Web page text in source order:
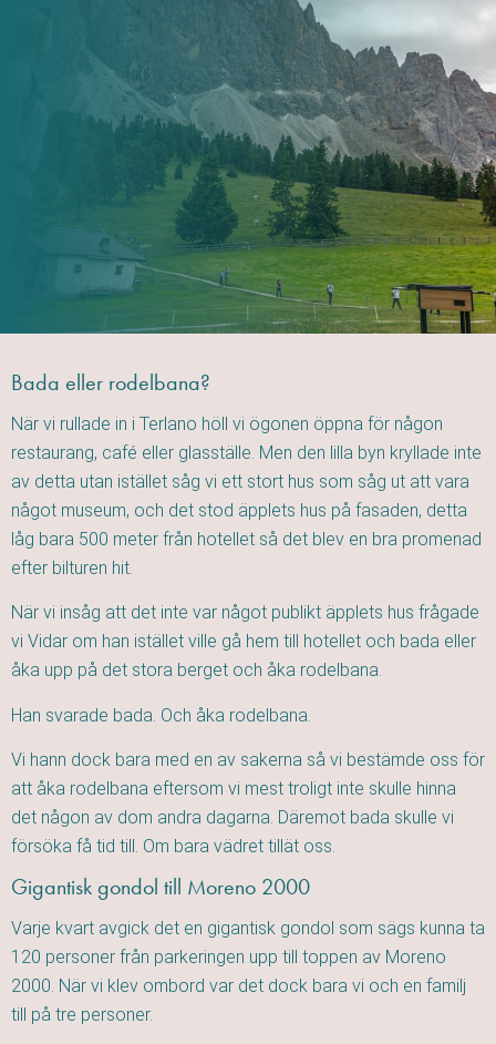
Bada eller rodelbana?
När vi rullade in i Terlano höll vi ögonen öppna för någon
restaurang, café eller glasställe. Men den lilla byn kryllade inte
av detta utan istället såg vi ett stort hus som såg ut att vara
något museum, och det stod äpplets hus på fasaden, detta
låg bara 500 meter från hotellet så det blev en bra promenad
efter bilturen hit.
När vi insåg att det inte var något publikt äpplets hus frågade
vi Vidar om han istället ville gå hem till hotellet och bada eller
åka upp på det stora berget och åka rodelbana.
Han svarade bada. Och åka rodelbana.
Vi hann dock bara med en av sakerna så vi bestämde oss för
att åka rodelbana eftersom vi mest troligt inte skulle hinna
det någon av dom andra dagarna. Däremot bada skulle vi
försöka få tid till. Om bara vädret tillät oss.
Gigantisk gondol till Moreno 2000
Varje kvart avgick det en gigantisk gondol som sägs kunna ta
120 personer från parkeringen upp till toppen av Moreno
2000. När vi klev ombord var det dock bara vi och en familj
till på tre personer.